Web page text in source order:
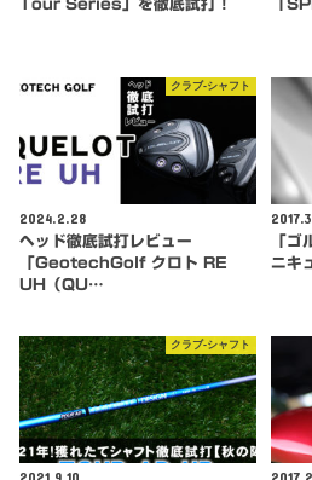
Tour Series」を徹底試打！
「
クラブ-シャフト
2024.2.28
ヘッド徹底試打レビュー
「GeotechGolf クロト RE
UH（QU…
「ゴ
ニキ
クラブ-シャフト
2021.9.10